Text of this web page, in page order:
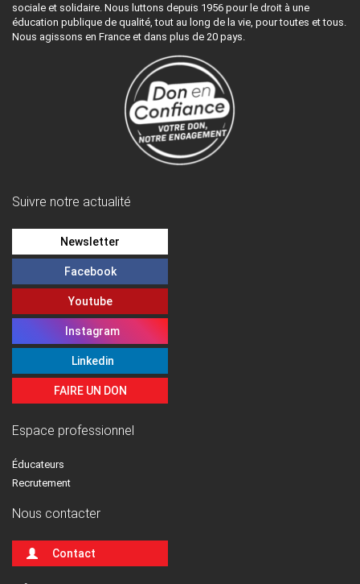
sociale et solidaire. Nous luttons depuis 1956 pour le droit à une
éducation publique de qualité, tout au long de la vie, pour toutes et tous.
Nous agissons en France et dans plus de 20 pays.
Suivre notre actualité
Newsletter
Facebook
Youtube
Instagram
Linkedin
FAIRE UN DON
Espace professionnel
Éducateurs
Recrutement
Nous contacter
Contact